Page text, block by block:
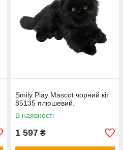
Smily Play Mascot чорний кіт
85135 плюшевий.
В наявності
1 597 ₴